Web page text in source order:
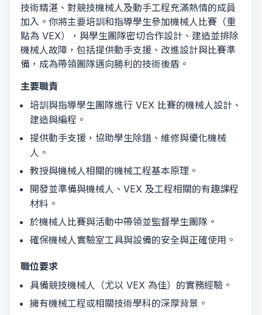
技術精湛、對競技機械人及動手工程充滿熱情的成員
加入。你將主要培訓和指導學生參加機械人比賽（重
點為 VEX），與學生團隊密切合作設計、建造並排除
機械人故障，包括提供動手支援、改進設計與比賽準
備，成為帶領團隊邁向勝利的技術後盾。
主要職責
培訓與指導學生團隊進行 VEX 比賽的機械人設計、
建造與編程。
提供動手支援，協助學生除錯、維修與優化機械
人。
教授與機械人相關的機械工程基本原理。
開發並準備與機械人、VEX 及工程相關的有趣課程
材料。
於機械人比賽與活動中帶領並監督學生團隊。
確保機械人實驗室工具與設備的安全與正確使用。
職位要求
具備競技機械人（尤以 VEX 為佳）的實務經驗。
擁有機械工程或相關技術學科的深厚背景。